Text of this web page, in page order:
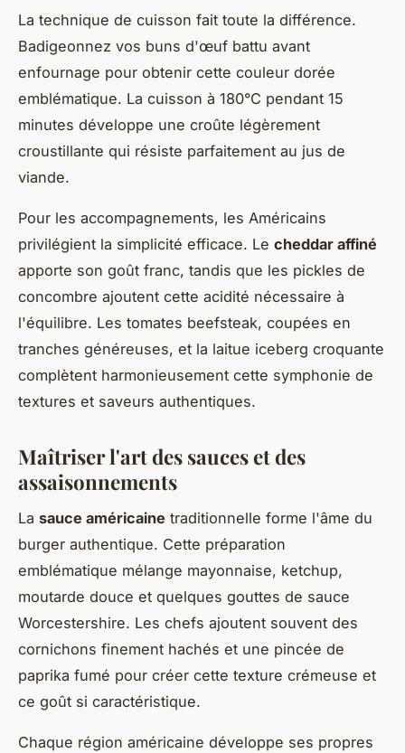
La technique de cuisson fait toute la différence.
Badigeonnez vos buns d'œuf battu avant
enfournage pour obtenir cette couleur dorée
emblématique. La cuisson à 180°C pendant 15
minutes développe une croûte légèrement
croustillante qui résiste parfaitement au jus de
viande.
Pour les accompagnements, les Américains
privilégient la simplicité efficace. Le cheddar affiné
apporte son goût franc, tandis que les pickles de
concombre ajoutent cette acidité nécessaire à
l'équilibre. Les tomates beefsteak, coupées en
tranches généreuses, et la laitue iceberg croquante
complètent harmonieusement cette symphonie de
textures et saveurs authentiques.
Maîtriser l'art des sauces et des
assaisonnements
La sauce américaine traditionnelle forme l'âme du
burger authentique. Cette préparation
emblématique mélange mayonnaise, ketchup,
moutarde douce et quelques gouttes de sauce
Worcestershire. Les chefs ajoutent souvent des
cornichons finement hachés et une pincée de
paprika fumé pour créer cette texture crémeuse et
ce goût si caractéristique.
Chaque région américaine développe ses propres